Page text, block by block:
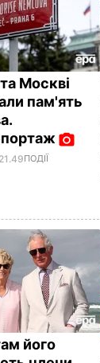
Москві
пам'ять
ПОДІЇ
його